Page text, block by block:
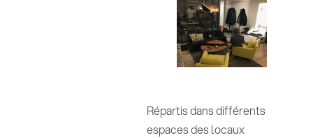
Répartis dans différents
espaces des locaux